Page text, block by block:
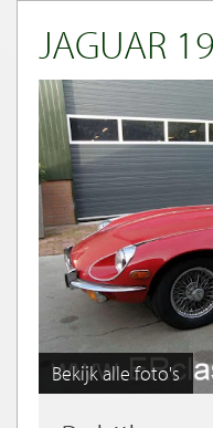
JAGUAR
Bekijk alle foto's